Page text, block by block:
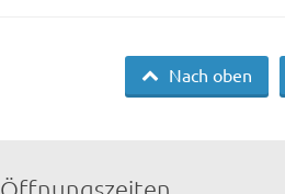
Nach oben
Öffnungszeiten